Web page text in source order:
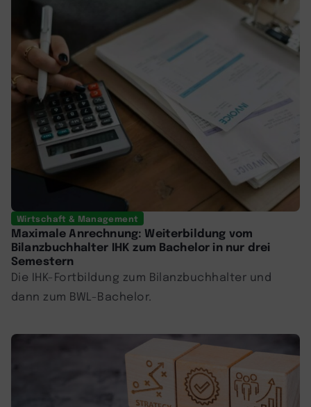
Wirtschaft & Management
Maximale Anrechnung: Weiterbildung vom
Bilanzbuchhalter IHK zum Bachelor in nur drei
Semestern
Die IHK-Fortbildung zum Bilanzbuchhalter und
dann zum BWL-Bachelor.